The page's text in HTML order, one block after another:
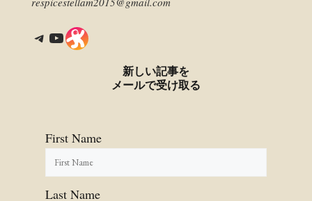
Telegram YouTube Link
新しい記事を
メールで受け取る
First Name
Last Name